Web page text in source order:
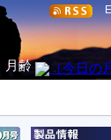
月齢